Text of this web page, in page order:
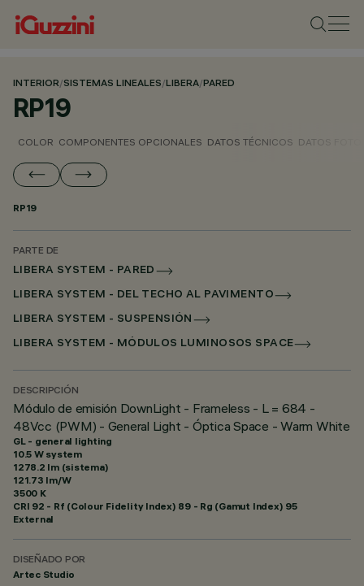
INTERIOR/SISTEMAS LINEALES/LIBERA/PARED
RP19
COLOR COMPONENTES OPCIONALES DATOS TÉCNICOS DATOS
RP19
PARTE DE
LIBERA SYSTEM - PARED
LIBERA SYSTEM - DEL TECHO AL PAVIMENTO
LIBERA SYSTEM - SUSPENSIÓN
LIBERA SYSTEM - MÓDULOS LUMINOSOS SPACE
DESCRIPCIÓN
Módulo de emisión DownLight - Frameless - L = 684 -
48Vcc (PWM) - General Light - Óptica Space - Warm White
GL - general lighting
10.5 W system
1278.2 lm (sistema)
121.73 lm/W
3500 K
CRI 92 - Rf (Colour Fidelity Index) 89 - Rg (Gamut Index) 95
External
DISEÑADO POR
Artec Studio